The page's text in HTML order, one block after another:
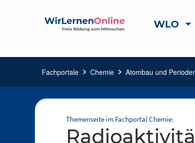
WLO
Fachportale chevron_right Chemie chevron_right Atombau und
Themenseite im Fachportal Chemie: